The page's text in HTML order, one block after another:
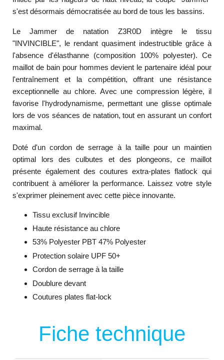
s'est désormais démocratisée au bord de tous les bassins.
Le Jammer de natation Z3R0D intègre le tissu
"INVINCIBLE", le rendant quasiment indestructible grâce à
l'absence d'élasthanne (composition 100% polyester). Ce
maillot de bain pour hommes devient le partenaire idéal pour
l'entraînement et la compétition, offrant une résistance
exceptionnelle au chlore. Avec une compression légère, il
favorise l'hydrodynamisme, permettant une glisse optimale
lors de vos séances de natation, tout en assurant un confort
maximal.
Doté d'un cordon de serrage à la taille pour un maintien
optimal lors des culbutes et des plongeons, ce maillot
présente également des coutures extra-plates flatlock qui
contribuent à améliorer la performance. Laissez votre style
s'exprimer pleinement avec cette pièce innovante.
Tissu exclusif Invincible
Haute résistance au chlore
53% Polyester PBT 47% Polyester
Protection solaire UPF 50+
Cordon de serrage à la taille
Doublure devant
Coutures plates flat-lock
Fiche technique